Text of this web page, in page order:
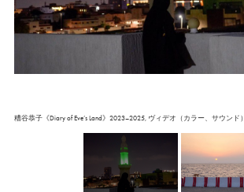
糟谷恭子《Diary of Eve’s Land》2023–2025, ヴィデオ（カラー、サウンド）